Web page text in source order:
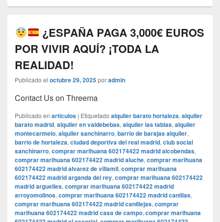
¿ESPAÑA PAGA 3,000€ EUROS
POR VIVIR AQUÍ? ¡TODA LA
REALIDAD!
Publicado el octubre 29, 2025poradmin
Contact Us on Threema
Publicado en articulos | Etiquetado alquiler barato hortaleza, alquiler
barato madrid, alquiler en valdebebas, alquiler las tablas, alquiler
montecarmelo, alquiler sanchinarro, barrio de barajas alquiler,
barrio de hortaleza, ciudad deportiva del real madrid, club social
sanchinarro, comprar marihuana 602174422 madrid alcobendas,
comprar marihuana 602174422 madrid aluche, comprar marihuana
602174422 madrid alvarez de villamil, comprar marihuana
602174422 madrid arganda del rey, comprar marihuana 602174422
madrid arguelles, comprar marihuana 602174422 madrid
arroyomolinos, comprar marihuana 602174422 madrid canillas,
comprar marihuana 602174422 madrid canillejas, comprar
marihuana 602174422 madrid casa de campo, comprar marihuana